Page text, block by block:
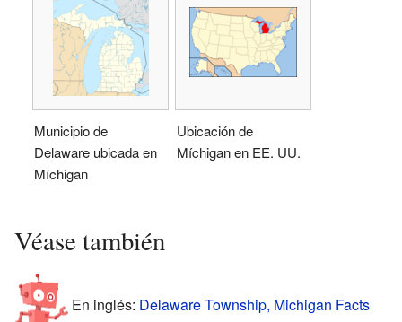
Municipio de
Delaware ubicada en
Míchigan
Ubicación de
Míchigan en EE. UU.
Véase también
En inglés: Delaware Township, Michigan Facts